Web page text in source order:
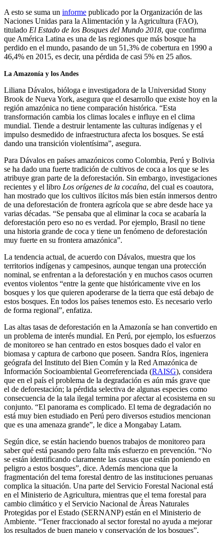
A esto se suma un informe publicado por la Organización de las
Naciones Unidas para la Alimentación y la Agricultura (FAO),
titulado El Estado de los Bosques del Mundo 2018, que confirma
que América Latina es una de las regiones que más bosque ha
perdido en el mundo, pasando de un 51,3% de cobertura en 1990 a
46,4% en 2015, es decir, una pérdida de casi 5% en 25 años.
La Amazonía y los Andes
Liliana Dávalos, bióloga e investigadora de la Universidad Stony
Brook de Nueva York, asegura que el desarrollo que existe hoy en la
región amazónica no tiene comparación histórica. “Esta
transformación cambia los climas locales e influye en el clima
mundial. Tiende a destruir lentamente las culturas indígenas y el
impulso desmedido de infraestructura afecta los bosques. Se está
dando una transición violentísima”, asegura.
Para Dávalos en países amazónicos como Colombia, Perú y Bolivia
se ha dado una fuerte tradición de cultivos de coca a los que se les
atribuye gran parte de la deforestación. Sin embargo, investigaciones
recientes y el libro Los orígenes de la cocaína, del cual es coautora,
han mostrado que los cultivos ilícitos más bien están inmersos dentro
de una deforestación de frontera agrícola que se abre desde hace ya
varias décadas. “Se pensaba que al eliminar la coca se acabaría la
deforestación pero eso no es verdad. Por ejemplo, Brasil no tiene
una historia grande de coca y tiene un fenómeno de deforestación
muy fuerte en su frontera amazónica”.
La tendencia actual, de acuerdo con Dávalos, muestra que los
territorios indígenas y campesinos, aunque tengan una protección
nominal, se enfrentan a la deforestación y en muchos casos ocurren
eventos violentos “entre la gente que históricamente vive en los
bosques y los que quieren apoderarse de la tierra que está debajo de
estos bosques. En todos los países tenemos esto. Es necesario verlo
de forma regional”, enfatiza.
Las altas tasas de deforestación en la Amazonía se han convertido en
un problema de interés mundial. En Perú, por ejemplo, los esfuerzos
de monitoreo se han centrado en estos bosques dado el valor en
biomasa y captura de carbono que poseen. Sandra Ríos, ingeniera
geógrafa del Instituto del Bien Común y la Red Amazónica de
Información Socioambiental Georreferenciada (RAISG), considera
que en el país el problema de la degradación es aún más grave que
el de deforestación; la pérdida selectiva de algunas especies como
consecuencia de la tala ilegal termina por afectar al ecosistema en su
conjunto. “El panorama es complicado. El tema de degradación no
está muy bien estudiado en Perú pero diversos estudios mencionan
que es una amenaza grande”, le dice a Mongabay Latam.
Según dice, se están haciendo buenos trabajos de monitoreo para
saber qué está pasando pero falta más esfuerzo en prevención. “No
se están identificando claramente las causas que están poniendo en
peligro a estos bosques”, dice. Además menciona que la
fragmentación del tema forestal dentro de las instituciones peruanas
complica la situación. Una parte del Servicio Forestal Nacional está
en el Ministerio de Agricultura, mientras que el tema forestal para
cambio climático y el Servicio Nacional de Áreas Naturales
Protegidas por el Estado (SERNANP) están en el Ministerio de
Ambiente. “Tener fraccionado al sector forestal no ayuda a mejorar
los resultados de buen manejo y conservación de los bosques”,